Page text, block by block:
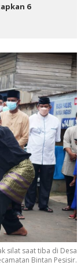
6
silat saat tiba di Desa
Bintan Pesisir.